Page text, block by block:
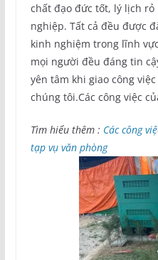
chất đạo đức tốt, lý lịch
nghiệp. Tất cả đều được
kinh nghiệm trong lĩnh
mọi người đều đáng tin
yên tâm khi giao công
chúng tôi.Các công việc
Tìm hiểu thêm : Các công
tạp vụ văn phòng